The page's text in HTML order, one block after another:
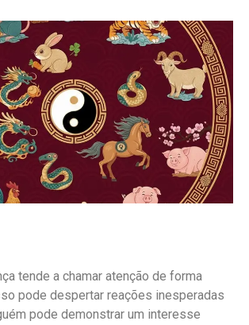
tende a chamar atenção de forma
pode despertar reações inesperadas
pode demonstrar um interesse